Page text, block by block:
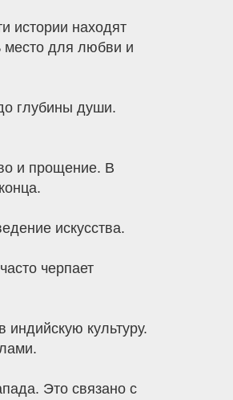
истории находят
место для любви и
глубины души.
и прощение. В
искусства.
черпает
индийскую культуру.
Это связано с